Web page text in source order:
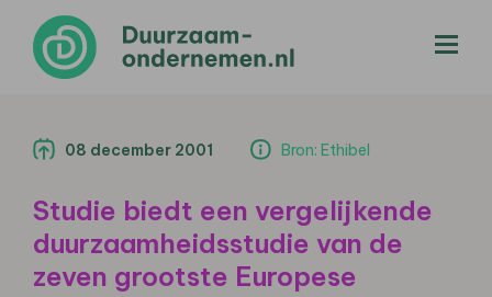
08 december 2001 Bron: Ethibel
Studie biedt een vergelijkende
duurzaamheidsstudie van de
zeven grootste Europese